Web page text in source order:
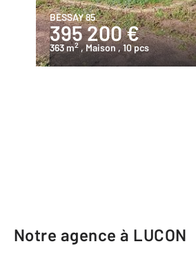
BESSAY 85
395 200 €
363 m2 , Maison, 10 pcs
Notre agence à LUCON